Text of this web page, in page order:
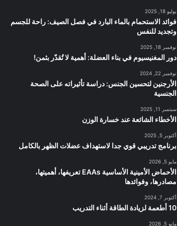
يوليو 18, 2025
فوائد الاستحمام بالماء البارد في فصل الصيف: راحة للجسم
وتجديد للنفس
نوفمبر 18, 2025
دور المغنيسيوم في بناء العضلة: أهمية لا تُقدّر بثمن!
نوفمبر 22, 2024
الأرجنين لتحسين الجنس: دراسة تأثيراته على الصحة
الجنسية
سبتمبر 11, 2025
الأخطاء الشائعة عند خسارة الوزن
أكتوبر 5, 2025
برنامج تدريبي قوي جدا لاستهداف عضلات الظهر بالكامل
مايو 5, 2026
الأحماض الأمينية الأساسية EAAs تعريفها، أهميتها،
مصادرها، وفوائدها
أكتوبر 7, 2024
10 أطعمة لزيادة الطاقة أثناء التدريب
مايو 5, 2026